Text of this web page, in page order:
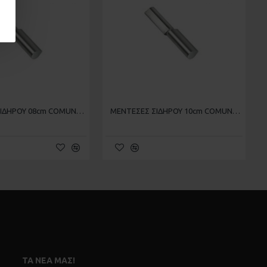
ΜΕΝΤΕΣΕΣ ΣΙΔΗΡΟΥ 08cm COMUNELLO 490/8 ΜΕΝΤΕΣΕΣ ΣΙΔΗΡΟΥ 10cm COMUNELLO 490/10
ΤΑ ΝΈΑ ΜΑΣ!